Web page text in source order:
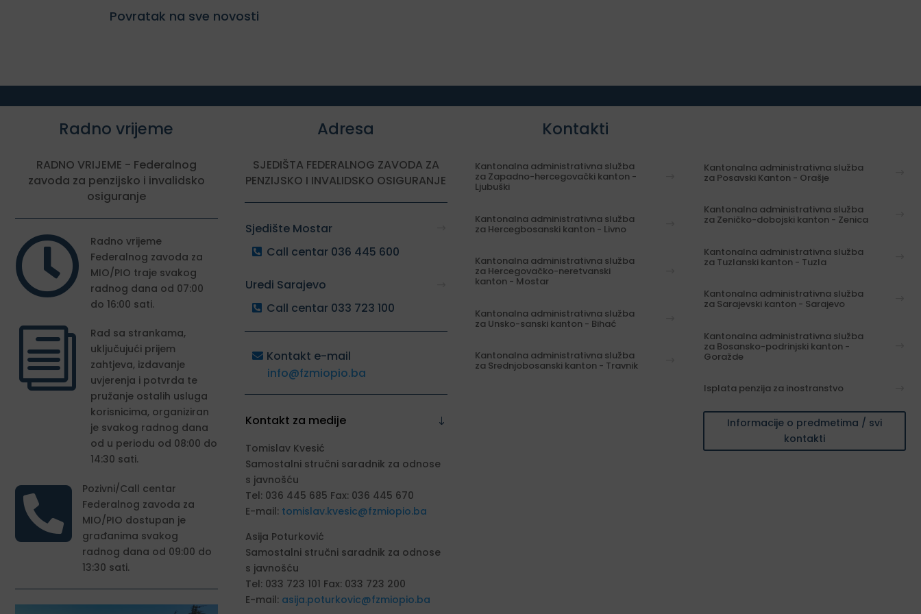
Povratak na sve novosti
Radno vrijeme
RADNO VRIJEME - Federalnog
zavoda za penzijsko i invalidsko
osiguranje

Radno vrijeme
Federalnog zavoda za
MIO/PIO traje svakog
radnog dana od 07:00
do 16:00 sati.
i
Rad sa strankama,
uključujući prijem
zahtjeva, izdavanje
uvjerenja i potvrda te
pružanje ostalih usluga
korisnicima, organiziran
je svakog radnog dana
od u periodu od 08:00 do
14:30 sati.

Pozivni/Call centar
Federalnog zavoda za
MIO/PIO dostupan je
građanima svakog
radnog dana od 09:00 do
13:30 sati.
Adresa
SJEDIŠTA FEDERALNOG ZAVODA ZA
PENZIJSKO I INVALIDSKO OSIGURANJE
Sjedište Mostar
Call centar 036 445 600
Uredi Sarajevo
Call centar 033 723 100
Kontakt e-mail
info@fzmiopio.ba
Kontakt za medije
Tomislav Kvesić
Samostalni stručni saradnik za odnose
s javnošću
Tel: 036 445 685 Fax: 036 445 670
E-mail: tomislav.kvesic@fzmiopio.ba
Asija Poturković
Samostalni stručni saradnik za odnose
s javnošću
Tel: 033 723 101 Fax: 033 723 200
E-mail: asija.poturkovic@fzmiopio.ba
Kontakti
Kantonalna administrativna služba
za Zapadno-hercegovački kanton -
Ljubuški
Kantonalna administrativna služba
za Hercegbosanski kanton - Livno
Kantonalna administrativna služba
za Hercegovačko-neretvanski
kanton - Mostar
Kantonalna administrativna služba
za Unsko-sanski kanton - Bihać
Kantonalna administrativna služba
za Srednjobosanski kanton - Travnik
Kantonalna administrativna služba
za Posavski Kanton - Orašje
Kantonalna administrativna služba
za Zeničko-dobojski kanton - Zenica
Kantonalna administrativna služba
za Tuzlanski kanton - Tuzla
Kantonalna administrativna služba
za Sarajevski kanton - Sarajevo
Kantonalna administrativna služba
za Bosansko-podrinjski kanton -
Goražde
Isplata penzija za inostranstvo
Informacije o predmetima / svi
kontakti